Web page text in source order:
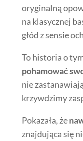
oryginalną
na klasycznej
głód z sensie
To historia o
pohamować
nie
krzywdzimy
Pokazała, że
znajdująca się